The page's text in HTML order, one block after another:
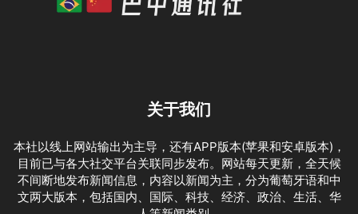
关于我们
本社以线上网站输出为主导，还有APP版本(苹果和安卓版本)，
目前已与各大社交平台关联同步发布。网站每天更新，全天候
不间断地发布新闻信息，内容以新闻为主，分为葡萄牙语和中
文两大版本，包括国内、国际、科技、经济、政治、生活、华